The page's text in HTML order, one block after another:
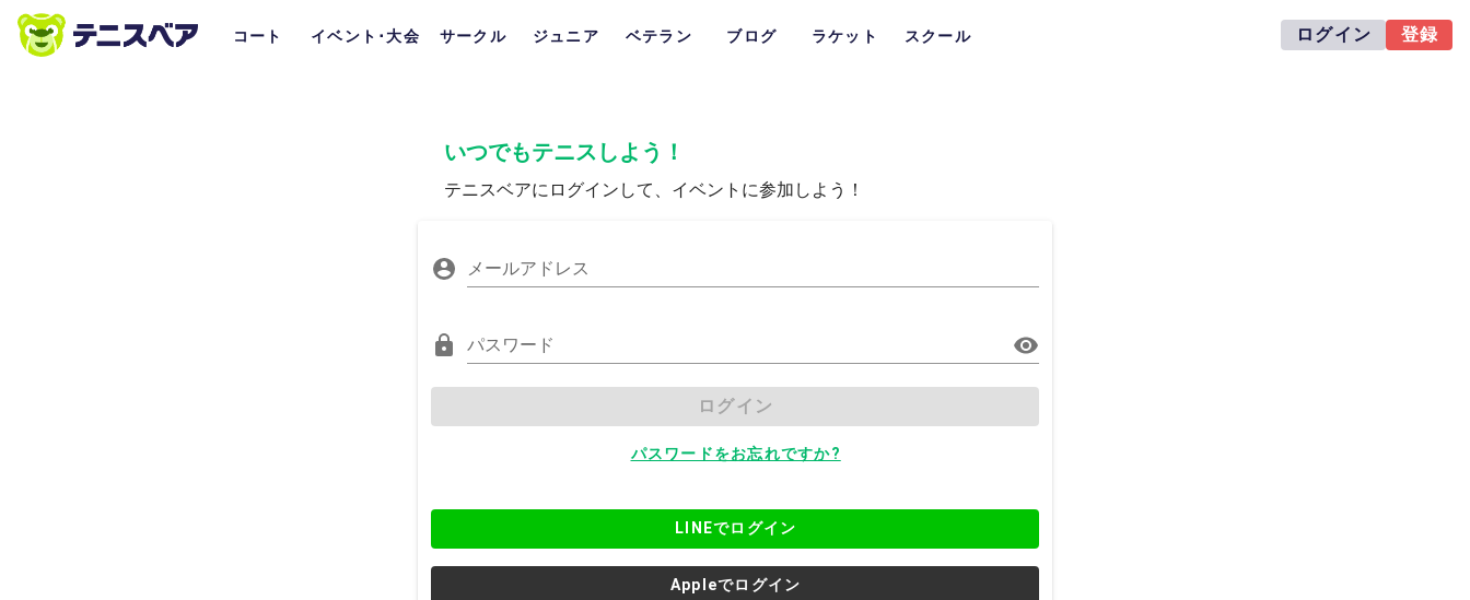
コート イベント･大会 サークル ジュニア ベテラン ブログ ラケット スクール ログイン 登録
いつでもテニスしよう！
テニスベアにログインして、イベントに参加しよう！
メールアドレス
パスワード
ログイン
パスワードをお忘れですか?
LINEでログイン
Appleでログイン